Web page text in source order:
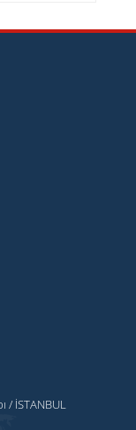
/ İSTANBUL